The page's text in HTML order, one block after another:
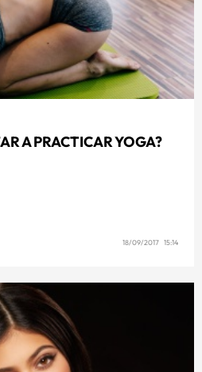
A PRACTICAR YOGA?
18/09/2017 15:14